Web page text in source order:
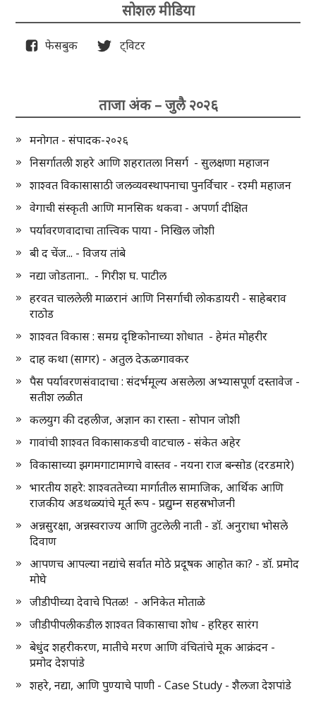
सोशल मीडिया
फेसबुक ट्विटर
ताजा अंक – जुलै २०२६
मनोगत - संपादक-२०२६
निसर्गातली शहरे आणि शहरातला निसर्ग - सुलक्षणा महाजन
शाश्वत विकासासाठी जलव्यवस्थापनाचा पुनर्विचार - रश्मी महाजन
वेगाची संस्कृती आणि मानसिक थकवा - अपर्णा दीक्षित
पर्यावरणवादाचा तात्त्विक पाया - निखिल जोशी
बी द चेंज... - विजय तांबे
नद्या जोडताना.. - गिरीश घ. पाटील
हरवत चाललेली माळरानं आणि निसर्गाची लोकडायरी - साहेबराव
राठोड
शाश्वत विकास : समग्र दृष्टिकोनाच्या शोधात - हेमंत मोहरीर
दाह कथा (सागर) - अतुल देऊळगावकर
पैस पर्यावरणसंवादाचा : संदर्भमूल्य असलेला अभ्यासपूर्ण दस्तावेज -
सतीश लळीत
कलयुग की दहलीज, अज्ञान का रास्ता - सोपान जोशी
गावांची शाश्वत विकासाकडची वाटचाल - संकेत अहेर
विकासाच्या झगमगाटामागचे वास्तव - नयना राज बन्सोड (दरडमारे)
भारतीय शहरे: शाश्वततेच्या मार्गातील सामाजिक, आर्थिक आणि
राजकीय अडथळ्यांचे मूर्त रूप - प्रद्युम्न सहस्रभोजनी
अन्नसुरक्षा, अन्नस्वराज्य आणि तुटलेली नाती - डॉ. अनुराधा भोसले
दिवाण
आपणच आपल्या नद्यांचे सर्वात मोठे प्रदूषक आहोत का? - डॉ. प्रमोद
मोघे
जीडीपीच्या देवाचे पितळ! - अनिकेत मोताळे
जीडीपीपलीकडील शाश्वत विकासाचा शोध - हरिहर सारंग
बेधुंद शहरीकरण, मातीचे मरण आणि वंचितांचे मूक आक्रंदन -
प्रमोद देशपांडे
शहरे, नद्या, आणि पुण्याचे पाणी - Case Study - शैलजा देशपांडे